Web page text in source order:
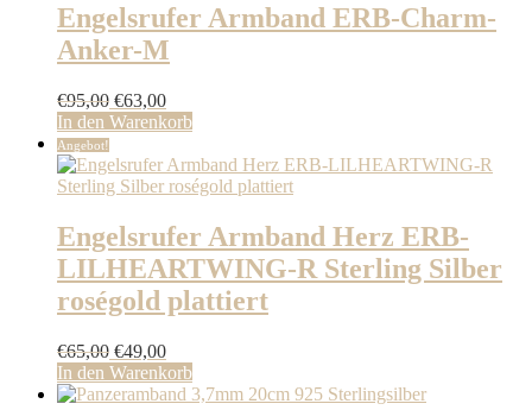
Engelsrufer Armband ERB-Charm-
Anker-M
€95,00 Ursprünglicher
Preis
€95,00
€63,00Aktueller
Preis
€63,00.
In den Warenkorb
Angebot!
Engelsrufer Armband Herz ERB-
LILHEARTWING-R Sterling Silber
roségold plattiert
€65,00 Ursprünglicher
Preis
war:
€49,00Aktueller
Preis
ist:
In den Warenkorb